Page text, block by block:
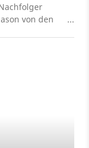
von den